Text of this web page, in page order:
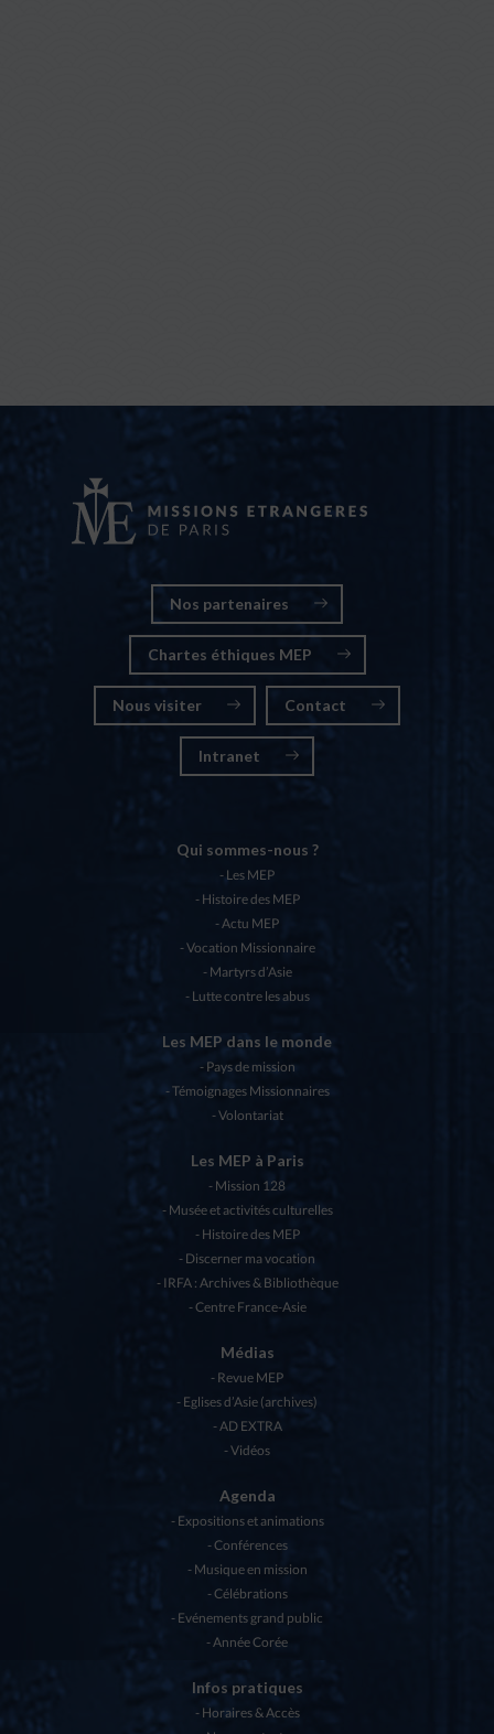
Nos partenaires
Chartes éthiques MEP
Nous visiter Contact
Intranet
Qui sommes-nous ?
Les MEP
Histoire des MEP
Actu MEP
Vocation Missionnaire
Martyrs d’Asie
Lutte contre les abus
Les MEP dans le monde
Pays de mission
Témoignages Missionnaires
Volontariat
Les MEP à Paris
Mission 128
Musée et activités culturelles
Histoire des MEP
Discerner ma vocation
IRFA : Archives & Bibliothèque
Centre France-Asie
Médias
Revue MEP
Eglises d’Asie (archives)
AD EXTRA
Vidéos
Agenda
Expositions et animations
Conférences
Musique en mission
Célébrations
Evénements grand public
Année Corée
Infos pratiques
Horaires & Accès